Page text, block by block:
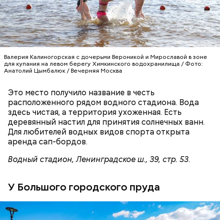
Валерия Калиногорская с дочерьми Вероникой и Мирославой в зоне
для купания на левом берегу Химкинского водохранилища / Фото:
Анатолий Цымбалюк / Вечерняя Москва
Это место получило название в честь
расположенного рядом водного стадиона. Вода
здесь чистая, а территория ухоженная. Есть
деревянный настил для принятия солнечных ванн.
Для любителей водных видов спорта открыта
аренда сап-бордов.
Водный стадион, Ленинградское ш., 39, стр. 53.
У Большого городского пруда
— Мы загружаем продукцию в аппарат, который
установки деталей. Обнаружить ошибки помогает
установленная на компьютере система. Если
возникают сомнения, то мы можем отправить
Современные технологии, роботы, новейшее
оборудование очень важны. Однако главная
ценность любого предприятия — это люди. Ради
новый завод пришли опытные специалисты,
горящие своим делом.